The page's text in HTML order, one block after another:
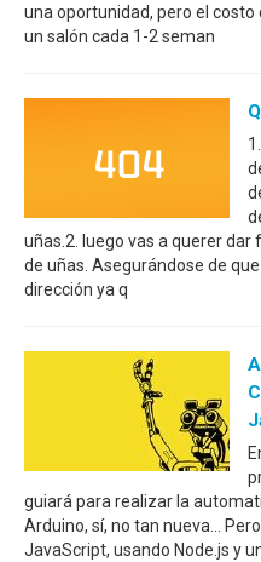
una oportunidad, pero el
un salón cada 1-2 seman
uñas.2. luego vas a querer
de uñas. Asegurándose de
dirección ya q
guiará para realizar la
Arduino, sí, no tan nueva...
JavaScript, usando Node.js y